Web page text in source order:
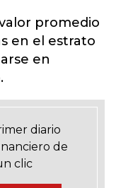
promedio
en el estrato
en
diario
de
clic